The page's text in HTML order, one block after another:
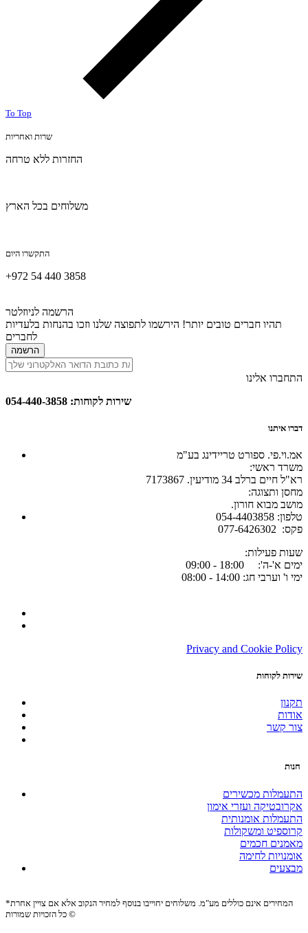
To Top
שרות ואחריות
החזרות ללא טרחה
משלוחים בכל הארץ
התקשרו היום
+972 54 440 3858
הרשמה לניוזלטר
תהיו חברים טובים יותר! הירשמו לתפוצה שלנו וזכו בהנחות בלעדיות
לחברים
הרשמה
התחברו אלינו
שירות לקוחות: 054-440-3858
דברו איתנו
אמ.וי.פי. ספורט טריידינג בע"מ
:משרד ראשי
רא"ל חיים ברלב 34 מודיעין. 7173867
:מחסן ותצוגה
.מושב מבוא חורון
054-4403858 :טלפון
077-6426302 :פקס
:שעות פעילות
ימים א'-ה': 18:00 - 09:00
ימי ו' וערבי חג: 14:00 - 08:00
Privacy and Cookie Policy
שירות לקוחות
תקנון
אודות
צור קשר
התעמלות מכשירים
אקרובטיקה ועזרי אימון
התעמלות אומנותית
קרוספיט ומשקולות
מאמנים חכמים
אומנויות לחימה
מבצעים
*המחירים אינם כוללים מע"מ. משלוחים יחוייבו בנוסף למחיר הנקוב אלא אם צויין אחרת
כל הזכויות שמורות ©